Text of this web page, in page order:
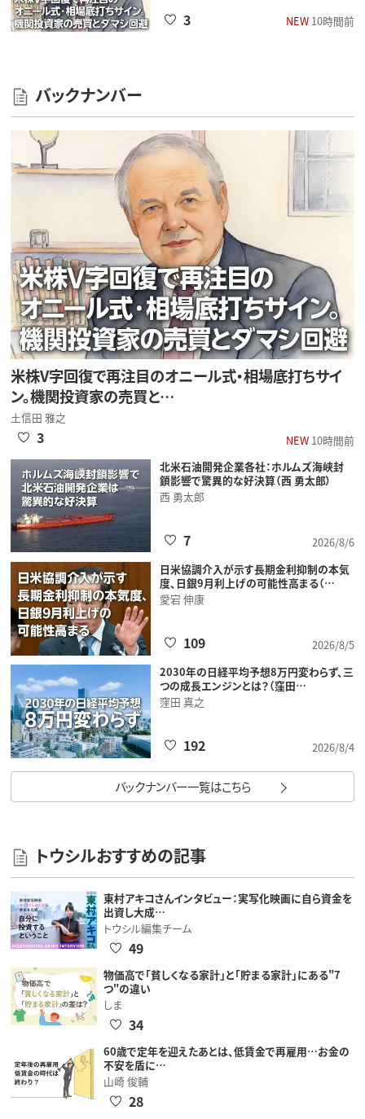
NEW10時間前
3
バックナンバー
米株V字回復で再注目のオニール式・相場底打ちサイ
ン。機関投資家の売買と…
土信田 雅之
NEW10時間前
3
北米石油開発企業各社：ホルムズ海峡封
鎖影響で驚異的な好決算（西 勇太郎）
西 勇太郎
2026/8/6
7
日米協調介入が示す長期金利抑制の本気
度、日銀9月利上げの可能性高まる（…
愛宕 伸康
2026/8/5
109
2030年の日経平均予想8万円変わらず、三
つの成長エンジンとは？（窪田…
窪田 真之
2026/8/4
192
バックナンバー一覧はこちら
トウシルおすすめの記事
東村アキコさんインタビュー：実写化映画に自ら資金を
出資し大成…
トウシル編集チーム
49
物価高で「貧しくなる家計」と「貯まる家計」にある"7
つ"の違い
しま
34
60歳で定年を迎えたあとは、低賃金で再雇用…お金の
不安を盾に…
山崎 俊輔
28